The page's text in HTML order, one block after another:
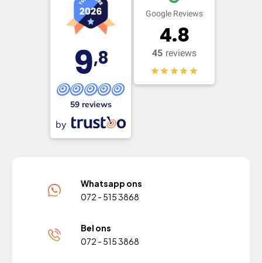
9,8
59 reviews
by
Google Reviews
4.8
45 reviews
Whatsapp ons
072 - 515 3868
Bel ons
072 - 515 3868